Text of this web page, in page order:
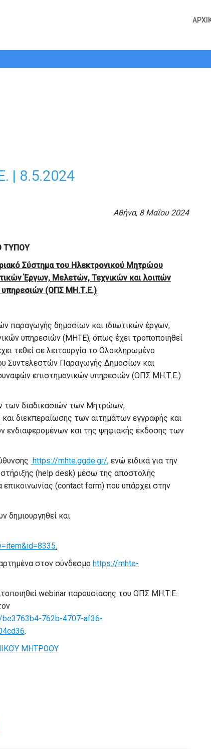
| 8.5.2024
Αθήνα, 8 Μαΐου 2024
ΤΥΠΟΥ
Σύστημα του Ηλεκτρονικού Μητρώου
Έργων, Μελετών, Τεχνικών και λοιπών
υπηρεσιών (ΟΠΣ ΜΗ.Τ.Ε.)
παραγωγής δημοσίων και ιδιωτικών έργων,
υπηρεσιών (ΜΗΤΕ), όπως έχει τροποποιηθεί
τεθεί σε λειτουργία το Ολοκληρωμένο
Συντελεστών Παραγωγής Δημοσίων και
επιστημονικών υπηρεσιών (ΟΠΣ ΜΗ.Τ.Ε.)
των διαδικασιών των Μητρώων,
διεκπεραίωσης των αιτημάτων εγγραφής και
και της ψηφιακής έκδοσης των
https://mhte.ggde.gr/, ενώ ειδικά για την
(help desk) μέσω της αποστολής
(contact form) που υπάρχει στην
δημιουργηθεί και
.
στον σύνδεσμο https://mhte-
webinar παρουσίασης του ΟΠΣ ΜΗ.Τ.Ε.
762b-4707-af36-
.
ΜΗΤΡΩΟΥ